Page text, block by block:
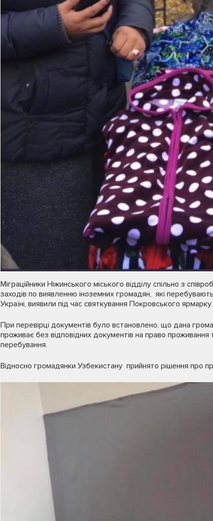
Міграційники Ніжинського міського відділу спільно з
заходів по виявленню іноземних громадян, які
Україні, виявили під час святкування Покровського
При перевірці документів було встановлено, що дана
проживає без відповідних документів на право проживання
перебування.
Відносно громадянки Узбекистану прийнято рішення про